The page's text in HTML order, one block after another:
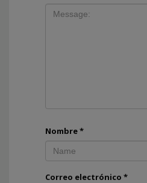
Nombre*
Correo electrónico *